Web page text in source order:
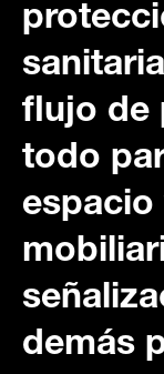
flujo de
todo
espacio
demás